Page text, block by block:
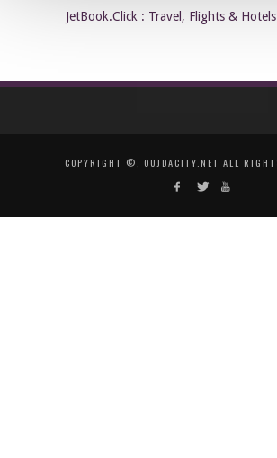
JetBook.Click : Travel, Flights &
COPYRIGHT ©, OUJDACITY.NET ALL